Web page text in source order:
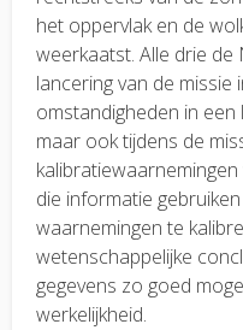
het oppervlak en de
weerkaatst. Alle drie
lancering van de
omstandigheden in
maar ook tijdens de
die informatie
waarnemingen te
wetenschappelijke
gegevens zo goed
werkelijkheid.